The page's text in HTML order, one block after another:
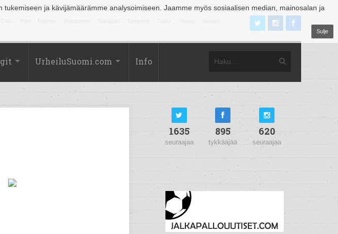
ja kävijämäärämme analysoimiseen. Jaamme myös sosiaalisen median, mainosalan ja
Sulje
UrheiluSuomi.com Info
1635
seuraajaa
895
tykkääjää
620
seuraajaa